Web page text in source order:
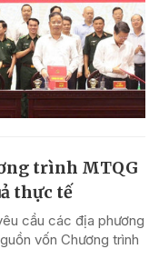
trình MTQG
thực tế
cầu các địa phương
vốn Chương trình